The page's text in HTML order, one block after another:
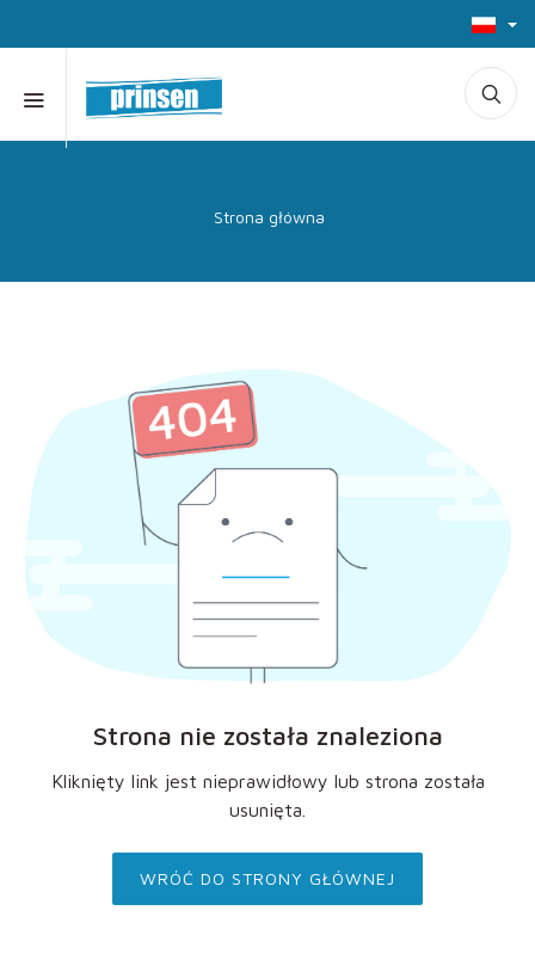
Strona główna
Strona nie została znaleziona
Kliknięty link jest nieprawidłowy lub strona została
usunięta.
WRÓĆ DO STRONY GŁÓWNEJ